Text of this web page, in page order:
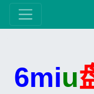
6miu